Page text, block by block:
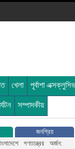
খেলা পূর্বাশা
সম্পাদকীয়
জনপ্রিয়
গণতন্ত্রের অর্জন: